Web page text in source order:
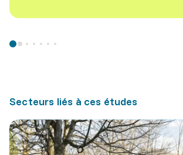
Secteurs liés à ces études